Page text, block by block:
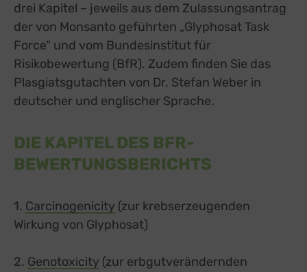
drei Kapitel – jeweils aus dem Zulassungsantrag
der von Monsanto geführten „Glyphosat Task
Force“ und vom Bundesinstitut für
Risikobewertung (BfR). Zudem finden Sie das
Plasgiatsgutachten von Dr. Stefan Weber in
deutscher und englischer Sprache.
DIE KAPITEL DES BFR-
BEWERTUNGSBERICHTS
1. Carcinogenicity (zur krebserzeugenden
Wirkung von Glyphosat)
2. Genotoxicity (zur erbgutverändernden